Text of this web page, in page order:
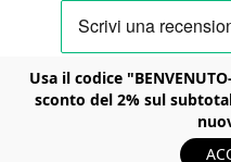
Usa il codice
sconto del 2% sul